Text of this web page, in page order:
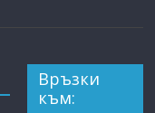
Връзки
към: